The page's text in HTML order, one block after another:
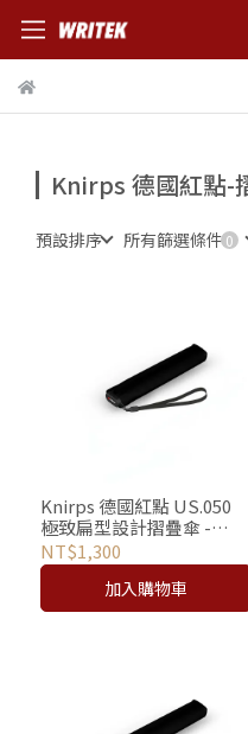
Knirps 德國紅點-
預設排序 所有篩選條件
Knirps 德國紅點 US.050
極致扁型設計摺疊傘 -
BLACK
NT$1,300
加入購物車